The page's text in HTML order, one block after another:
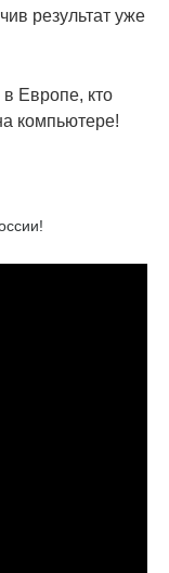
результат уже
Европе, кто
компьютере!